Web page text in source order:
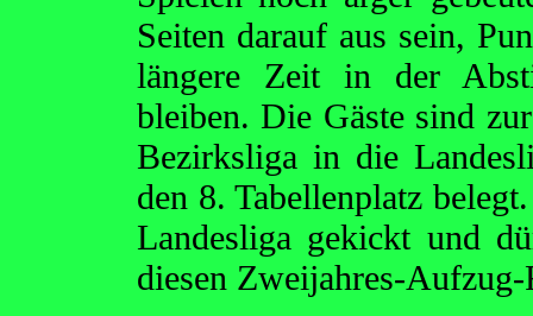
Seiten darauf aus sein,
längere Zeit in der
bleiben. Die Gäste sind
Bezirksliga in die
den 8. Tabellenplatz
Landesliga gekickt und
diesen Zweijahres-